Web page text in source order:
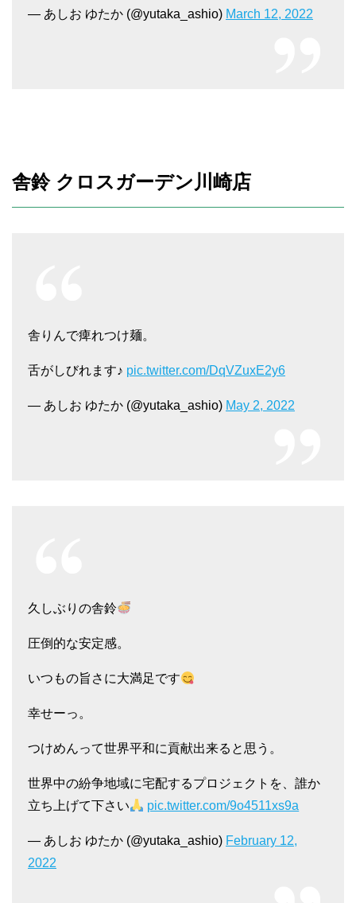
— あしお ゆたか (@yutaka_ashio) March 12, 2022
舎鈴 クロスガーデン川崎店
舎りんで痺れつけ麺。
舌がしびれます♪ pic.twitter.com/DqVZuxE2y6
— あしお ゆたか (@yutaka_ashio) May 2, 2022
久しぶりの舎鈴
圧倒的な安定感。
いつもの旨さに大満足です
幸せーっ。
つけめんって世界平和に貢献出来ると思う。
世界中の紛争地域に宅配するプロジェクトを、誰か
立ち上げて下さい
pic.twitter.com/9o4511xs9a
— あしお ゆたか (@yutaka_ashio) February 12,
2022